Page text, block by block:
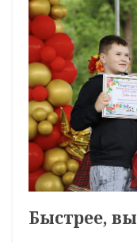
Быстрее,